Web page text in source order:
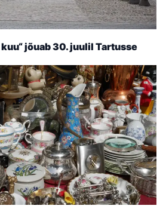
kuu“ jõuab 30. juulil Tartusse